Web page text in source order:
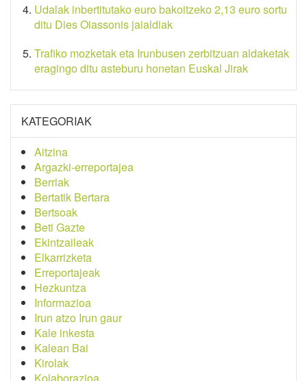
Udalak inbertitutako euro bakoitzeko 2,13 euro sortu
ditu Dies Oiassonis jaialdiak
Trafiko mozketak eta Irunbusen zerbitzuan aldaketak
eragingo ditu asteburu honetan Euskal Jirak
KATEGORIAK
Aitzina
Argazki-erreportajea
Berriak
Bertatik Bertara
Bertsoak
Beti Gazte
Ekintzaileak
Elkarrizketa
Erreportajeak
Hezkuntza
Informazioa
Irun atzo Irun gaur
Kale inkesta
Kalean Bai
Kirolak
Kolaborazioa